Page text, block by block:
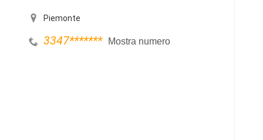
Piemonte
3347******* Mostra numero